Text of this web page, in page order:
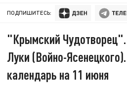
ПОДПИШИТЕСЬ:
"Крымский Чудотворец".
Луки (Войно-
календарь на 11 июня